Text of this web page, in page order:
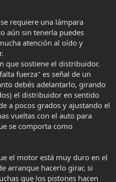
requiere una lámpara
aún sin tenerla puedes
atención al oído y
que sostiene el distribuidor.
fuerza" es señal de un
debés adelantarlo, girando
el distribuidor en sentido
a pocos grados y ajustando el
vueltas con el auto para
se comporta como
el motor está muy duro en el
arranque hacerlo girar, si
que los pistones hacen